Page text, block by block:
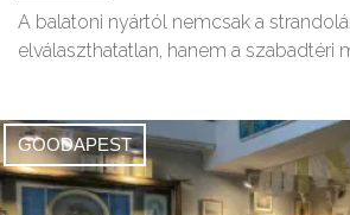
A balatoni nyártól nemcsak a
elválaszthatatlan, hanem a szabadtéri
GOODAPEST